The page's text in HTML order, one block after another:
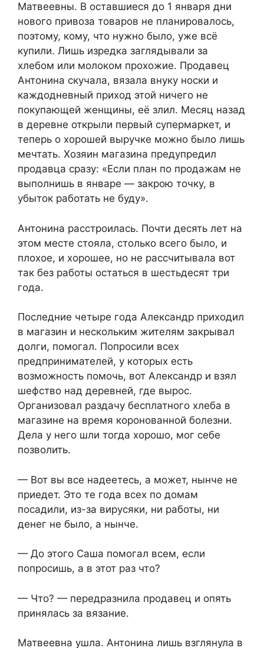
Матвеевны. В оставшиеся до 1 января дни
нового привоза товаров не планировалось,
поэтому, кому, что нужно было, уже всё
купили. Лишь изредка заглядывали за
хлебом или молоком прохожие. Продавец
Антонина скучала, вязала внуку носки и
каждодневный приход этой ничего не
покупающей женщины, её злил. Месяц назад
в деревне открыли первый супермаркет, и
теперь о хорошей выручке можно было лишь
мечтать. Хозяин магазина предупредил
продавца сразу: «Если план по продажам не
выполнишь в январе — закрою точку, в
убыток работать не буду».
Антонина расстроилась. Почти десять лет на
этом месте стояла, столько всего было, и
плохое, и хорошее, но не рассчитывала вот
так без работы остаться в шестьдесят три
года.
Последние четыре года Александр приходил
в магазин и нескольким жителям закрывал
долги, помогал. Попросили всех
предпринимателей, у которых есть
возможность помочь, вот Александр и взял
шефство над деревней, где вырос.
Организовал раздачу бесплатного хлеба в
магазине на время коронованной болезни.
Дела у него шли тогда хорошо, мог себе
позволить.
— Вот вы все надеетесь, а может, нынче не
приедет. Это те года всех по домам
посадили, из-за вирусяки, ни работы, ни
денег не было, а нынче.
— До этого Саша помогал всем, если
попросишь, а в этот раз что?
— Что? — передразнила продавец и опять
принялась за вязание.
Матвеевна ушла. Антонина лишь взглянула в